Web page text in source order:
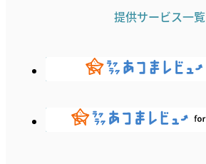
提供サービス一覧